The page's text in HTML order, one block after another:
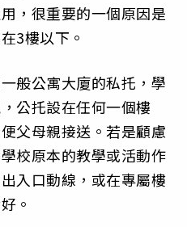
，很重要的一個原因是
3樓以下。
般公寓大廈的私托，學
公托設在任何一個樓
父母親接送。若是顧慮
校原本的教學或活動作
入口動線，或在專屬樓
。